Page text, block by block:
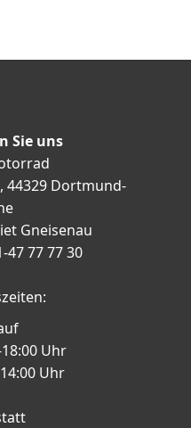
Sie uns
44329 Dortmund-
Gneisenau
47 77 77 30
Uhr
Uhr